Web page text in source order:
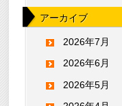
アーカイブ
2026年7月
2026年6月
2026年5月